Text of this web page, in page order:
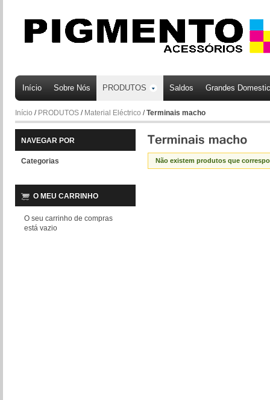
Início Sobre Nós PRODUTOS Saldos Grandes
Início / PRODUTOS / Material Eléctrico /Terminais macho
NAVEGAR POR
Categorias
O MEU CARRINHO
O seu carrinho de compras
está vazio
Não existem produtos que